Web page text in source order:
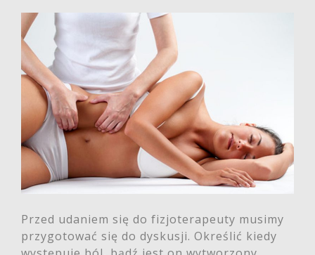
Przed udaniem się do fizjoterapeuty musimy
przygotować się do dyskusji. Określić kiedy